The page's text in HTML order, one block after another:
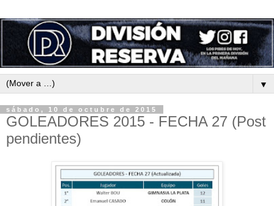
▼
sábado, 10 de octubre de 2015
GOLEADORES 2015 - FECHA 27 (Post
pendientes)